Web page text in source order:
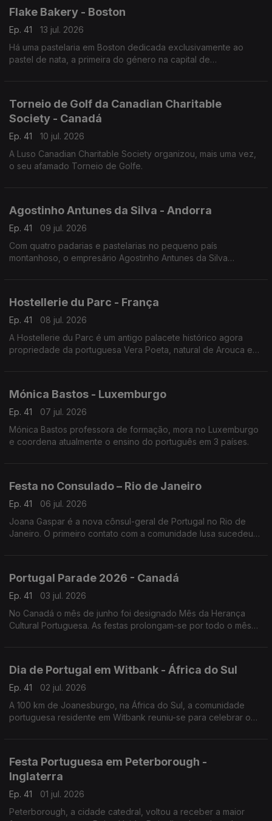
Flake Bakery - Boston
Ep. 41
13 jul. 2026
Há uma pastelaria em Boston dedicada exclusivamente ao
pastel de nata, a primeira do género na capital de
Torneio de Golf da Canadian Charitable
Society - Canadá
Ep. 41
10 jul. 2026
A Luso Canadian Charitable Society organizou, mais uma vez,
o seu afamado Torneio de Golfe.
Agostinho Antunes da Silva - Andorra
Ep. 41
09 jul. 2026
Com quatro padarias e pastelarias no pequeno país
montanhoso, o empresário Agostinho Antunes da Silva
Hostellerie du Parc - França
Ep. 41
08 jul. 2026
A Hostellerie du Parc é um antigo palacete histórico agora
propriedade da portuguesa Vera Poeta, natural de Arouca e
Mónica Bastos - Luxemburgo
Ep. 41
07 jul. 2026
Mónica Bastos professora de formação, mora no Luxemburgo
e coordena atualmente o ensino do português em 3 países.
Festa no Consulado – Rio de Janeiro
Ep. 41
06 jul. 2026
Joana Gaspar é a nova cônsul-geral de Portugal no Rio de
Janeiro. O primeiro contato com a comunidade lusa sucedeu
Portugal Parade 2026 - Canadá
Ep. 41
03 jul. 2026
No Canadá o mês de junho foi designado Mês da Herança
Cultural Portuguesa. As festas prolongam-se por todo o mês
Dia de Portugal em Witbank - África do Sul
Ep. 41
02 jul. 2026
A 100 km de Joanesburgo, na África do Sul, a comunidade
portuguesa residente em Witbank reuniu-se para celebrar o
Festa Portuguesa em Peterborough -
Inglaterra
Ep. 41
01 jul. 2026
Peterborough, a cidade catedral, voltou a receber a maior